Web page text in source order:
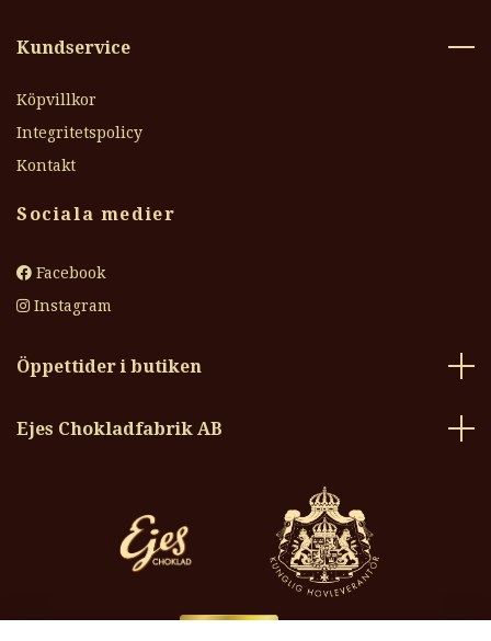
Kundservice
Köpvillkor
Integritetspolicy
Kontakt
Sociala medier
Facebook
Instagram
Öppettider i butiken
Ejes Chokladfabrik AB